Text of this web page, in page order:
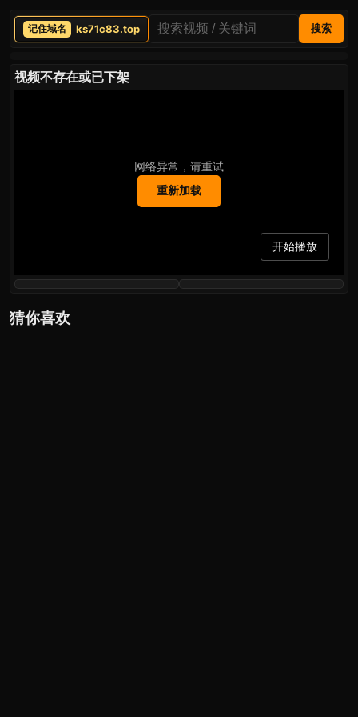
ks71c83.top 搜索
视频不存在或已下架
网络异常，请重试
重新加载
开始播放
猜你喜欢